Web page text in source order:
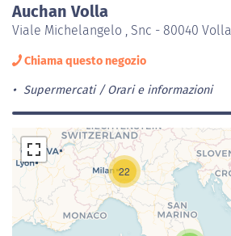
Auchan Volla
Viale Michelangelo , Snc - 80040 Volla
Chiama questo negozio
Supermercati Orari e informazioni
22